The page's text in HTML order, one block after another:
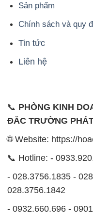
Sản phẩm
Chính sách và quy
Tin tức
Liên hệ
📞 PHÒNG KINH
ĐẮC TRƯỜNG
🌐 Website: https://
📞 Hotline: -
- 028.3756.1835 -
028.3756.1842
- 0932.660.696 -